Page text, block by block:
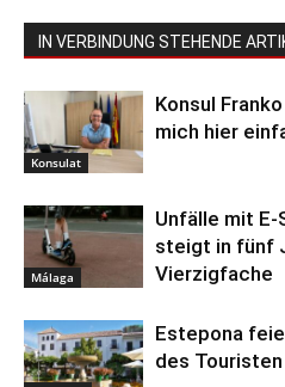
IN VERBINDUNG STEHENDE
Konsulat
Konsul
mich hier
Málaga
Unfälle mit E-
steigt in fünf
Vierzigfache
Estepona
des Touristen